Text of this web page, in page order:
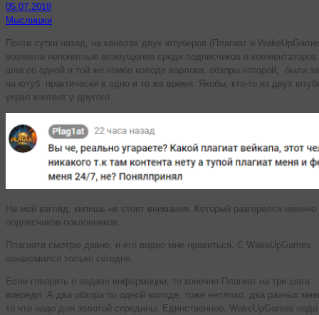
05.07.2018
Мыслишки
Почти сутки назад, на каналах двух ютуберов (Плагиат и
возникли непонятные возмущения среди подписчиков и
шла об одной и той же комбо колоде варлока, обзоры которой, были
на ютуб практически в одно и то же время. Якобы, кто-то из двух
украл контент у другого.
На мой взгляд, кипишь не стоит внимания. Который разгорелся именно
подписчиков-поклонников.
Плагиата смотрю давно, и его видео мне нравиться. С WakeUpGames
ознакомился только сегодня.
Если говорить о подаче информации, то конечно Плагиат на три шага
впереди. А два обзора по одной колоде, тоже неплохо, два разных
то что надо для золотой середины. Единственное, WakeUpGames надо